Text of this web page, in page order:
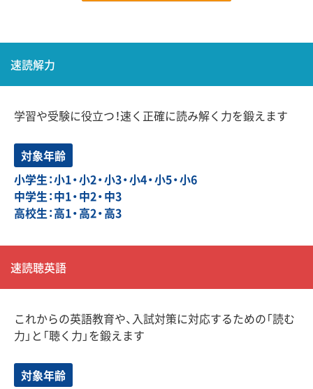
速読解力
学習や受験に役立つ！速く正確に読み解く力を鍛えます
対象年齢
小学生：小1・小2・小3・小4・小5・小6
中学生：中1・中2・中3
高校生：高1・高2・高3
速読聴英語
これからの英語教育や、入試対策に対応するための「読む
力」と「聴く力」を鍛えます
対象年齢